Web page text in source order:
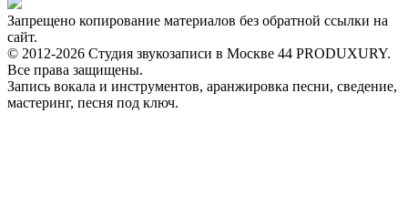
Запрещено копирование материалов без обратной ссылки на
сайт.
© 2012-2026 Студия звукозаписи в Москве 44 PRODUXURY.
Все права защищены.
Запись вокала и инструментов, аранжировка песни, сведение,
мастеринг, песня под ключ.